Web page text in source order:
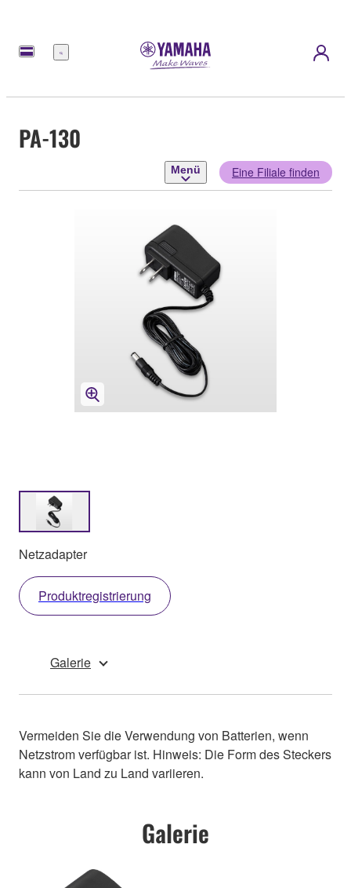
Menü
PA-130
Menü Eine Filiale finden
Netzadapter
Produktregistrierung
Galerie
Vermeiden Sie die Verwendung von Batterien, wenn
Netzstrom verfügbar ist. Hinweis: Die Form des Steckers
kann von Land zu Land variieren.
Galerie